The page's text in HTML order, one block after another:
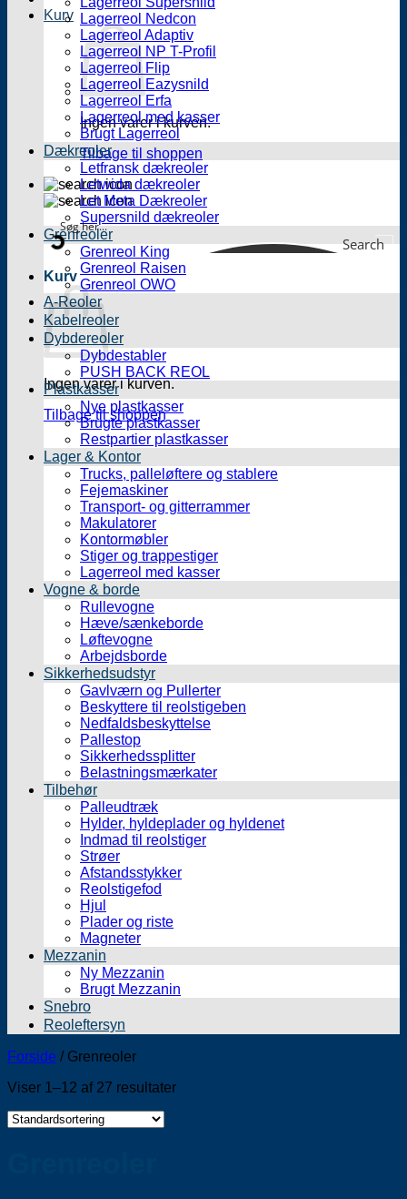
Kurv
Ingen varer i kurven.
Tilbage til shoppen
Search
Kurv
Ingen varer i kurven.
Tilbage til shoppen
Lagerreol Nedcon
Lagerreol Adaptiv
Lagerreol NP T-Profil
Lagerreol Flip
Lagerreol Eazysnild
Lagerreol Erfa
Lagerreol med kasser
Brugt Lagerreol
Dækreoler
Letfransk dækreoler
Letwida dækreoler
Let Meta Dækreoler
Supersnild dækreoler
Grenreoler
Grenreol King
Grenreol Raisen
Grenreol OWO
A-Reoler
Kabelreoler
Dybdereoler
Dybdestabler
PUSH BACK REOL
Plastkasser
Nye plastkasser
Brugte plastkasser
Restpartier plastkasser
Lager & Kontor
Trucks, palleløftere og stablere
Fejemaskiner
Transport- og gitterrammer
Makulatorer
Kontormøbler
Stiger og trappestiger
Lagerreol med kasser
Vogne & borde
Rullevogne
Hæve/sænkeborde
Løftevogne
Arbejdsborde
Sikkerhedsudstyr
Gavlværn og Pullerter
Beskyttere til reolstigeben
Nedfaldsbeskyttelse
Pallestop
Sikkerhedssplitter
Belastningsmærkater
Tilbehør
Palleudtræk
Hylder, hyldeplader og hyldenet
Indmad til reolstiger
Strøer
Afstandsstykker
Reolstigefod
Hjul
Plader og riste
Magneter
Mezzanin
Ny Mezzanin
Brugt Mezzanin
Snebro
Reoleftersyn
Forside /Grenreoler
Viser 1–12 af 27 resultater